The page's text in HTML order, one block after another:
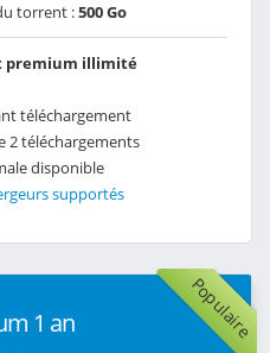
torrent :500 Go
premium illimité
téléchargement
2 téléchargements
disponible
supportés
Populaire
1 an